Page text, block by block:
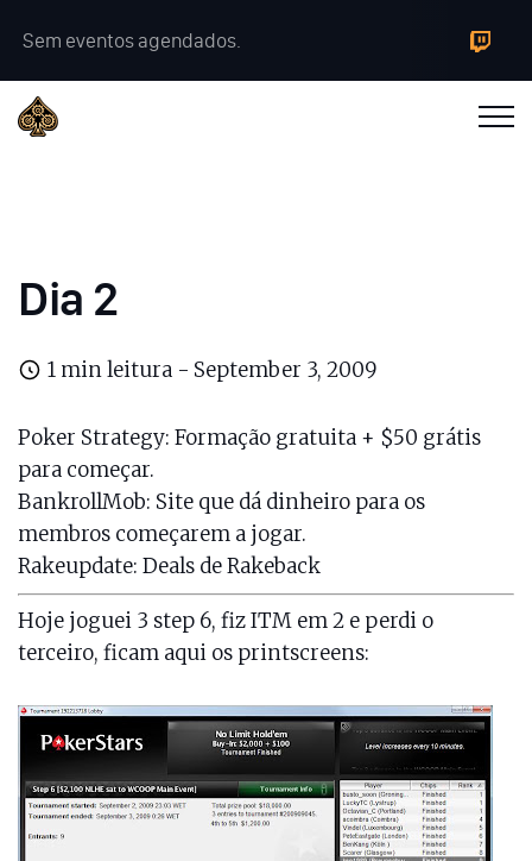
Sem eventos agendados.
Dia 2
1 min leitura - September 3, 2009
Poker Strategy: Formação gratuita + $50 grátis
para começar.
BankrollMob: Site que dá dinheiro para os
membros começarem a jogar.
Rakeupdate: Deals de Rakeback
Hoje joguei 3 step 6, fiz ITM em 2 e perdi o
terceiro, ficam aqui os printscreens: